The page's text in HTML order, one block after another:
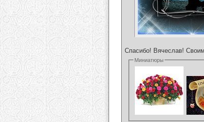
Спасибо! Вячеслав!
Миниатюры